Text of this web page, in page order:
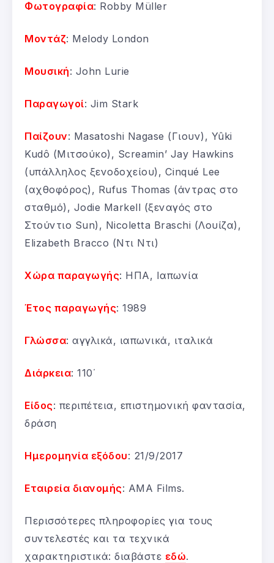
Φωτογραφία: Robby Müller
Μοντάζ: Melody London
Μουσική: John Lurie
Παραγωγοί: Jim Stark
Παίζουν: Masatoshi Nagase (Γιουν), Yûki
Kudô (Μιτσούκο), Screamin’ Jay Hawkins
(υπάλληλος ξενοδοχείου), Cinqué Lee
(αχθοφόρος), Rufus Thomas (άντρας στο
σταθμό), Jodie Markell (ξεναγός στο
Στούντιο Sun), Nicoletta Braschi (Λουίζα),
Elizabeth Bracco (Ντι Ντι)
Χώρα παραγωγής: ΗΠΑ, Ιαπωνία
Έτος παραγωγής: 1989
Γλώσσα: αγγλικά, ιαπωνικά, ιταλικά
Διάρκεια: 110΄
Είδος: περιπέτεια, επιστημονική φαντασία,
δράση
Ημερομηνία εξόδου: 21/9/2017
Εταιρεία διανομής: AMA Films.
Περισσότερες πληροφορίες για τους
συντελεστές και τα τεχνικά
χαρακτηριστικά: διαβάστε εδώ.